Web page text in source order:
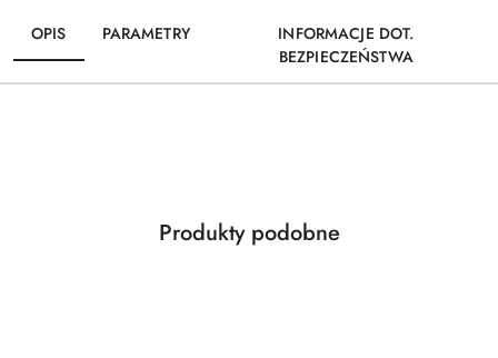
OPIS PARAMETRY
INFORMACJE DOT.
BEZPIECZEŃSTWA
Pomiń karuzelę produktów
Produkty
Produkty podobne